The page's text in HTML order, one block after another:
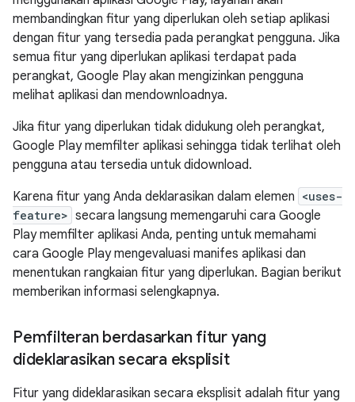
membandingkan fitur yang diperlukan oleh setiap aplikasi
dengan fitur yang tersedia pada perangkat pengguna. Jika
semua fitur yang diperlukan aplikasi terdapat pada
perangkat, Google Play akan mengizinkan pengguna
melihat aplikasi dan mendownloadnya.
Jika fitur yang diperlukan tidak didukung oleh perangkat,
Google Play memfilter aplikasi sehingga tidak terlihat oleh
pengguna atau tersedia untuk didownload.
Karena fitur yang Anda deklarasikan dalam elemen <uses-
feature> secara langsung memengaruhi cara Google
Play memfilter aplikasi Anda, penting untuk memahami
cara Google Play mengevaluasi manifes aplikasi dan
menentukan rangkaian fitur yang diperlukan. Bagian berikut
memberikan informasi selengkapnya.
Pemfilteran berdasarkan fitur yang
dideklarasikan secara eksplisit
Fitur yang dideklarasikan secara eksplisit adalah fitur yang